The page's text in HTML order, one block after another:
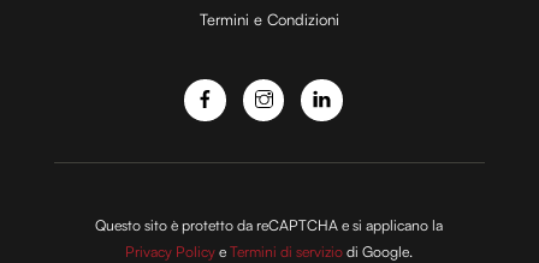
o
Termini e Condizioni
Questo sito è protetto da reCAPTCHA e si applicano la
Privacy Policy eTermini di servizio di Google.